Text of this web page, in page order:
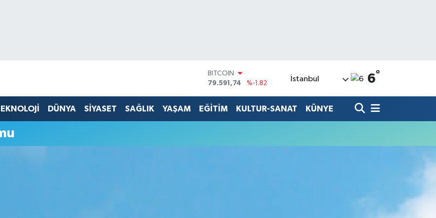
BITCOIN
79.591,74
%-1.82
45,43620
EURO
53,38690
%0.19
İstanbul 6°
DÜNYA SİYASET SAĞLIK YAŞAM EĞİTİM KULTUR-SANAT KÜNYE